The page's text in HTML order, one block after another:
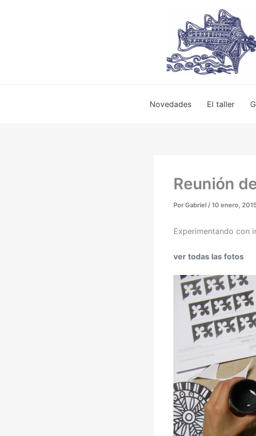
Novedades El taller
Reunión
PorGabriel /10 enero,
Experimentando con
ver todas las fotos